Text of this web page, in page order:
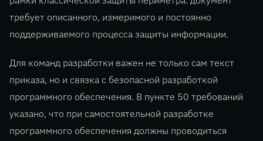
требует описанного, измеримого и постоянно
поддерживаемого процесса защиты информации.
Для команд разработки важен не только сам текст
приказа, но и связка с безопасной разработкой
программного обеспечения. В пункте 50 требований
указано, что при самостоятельной разработке
программного обеспечения должны проводиться